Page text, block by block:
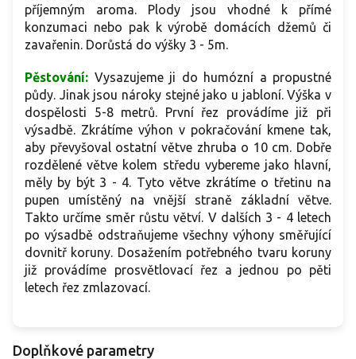
příjemným aroma. Plody jsou vhodné k přímé
konzumaci nebo pak k výrobě domácích džemů či
zavařenin. Dorůstá do výšky 3 - 5m.
Pěstování: Vysazujeme ji do humózní a propustné
půdy. Jinak jsou nároky stejné jako u jabloní. Výška v
dospělosti 5-8 metrů. První řez provádíme již při
výsadbě. Zkrátíme výhon v pokračování kmene tak,
aby převyšoval ostatní větve zhruba o 10 cm. Dobře
rozdělené větve kolem středu vybereme jako hlavní,
měly by být 3 - 4. Tyto větve zkrátíme o třetinu na
pupen umístěný na vnější straně základní větve.
Takto určíme směr růstu větví. V dalších 3 - 4 letech
po výsadbě odstraňujeme všechny výhony směřující
dovnitř koruny. Dosažením potřebného tvaru koruny
již provádíme prosvětlovací řez a jednou po pěti
letech řez zmlazovací.
Doplňkové parametry